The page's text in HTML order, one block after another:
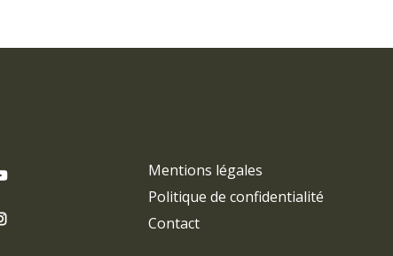
Mentions légales
Politique de confidentialité
Contact